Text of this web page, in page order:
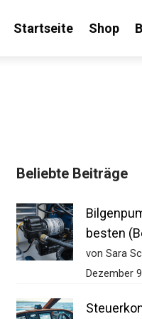
Startseite Shop
Beliebte Beiträge
besten
von Sara
Dezember